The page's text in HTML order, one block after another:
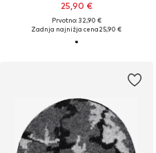
25,90 €
Prvotno: 32,90 €
Zadnja najnižja cena25,90 €